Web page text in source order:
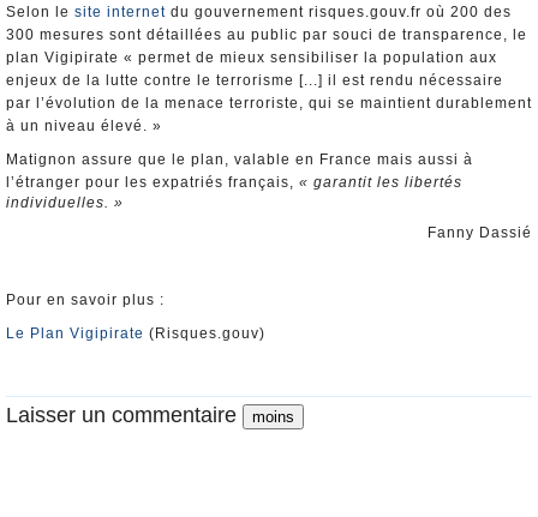
Selon le site internet du gouvernement risques.gouv.fr où 200 des
300 mesures sont détaillées au public par souci de transparence, le
plan Vigipirate « permet de mieux sensibiliser la population aux
enjeux de la lutte contre le terrorisme [...] il est rendu nécessaire
par l’évolution de la menace terroriste, qui se maintient durablement
à un niveau élevé. »
Matignon assure que le plan, valable en France mais aussi à
l’étranger pour les expatriés français, « garantit les libertés
individuelles. »
Fanny Dassié
Pour en savoir plus :
Le Plan Vigipirate (Risques.gouv)
Laisser un commentaire